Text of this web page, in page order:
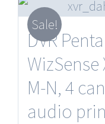
Sale!
DVR
WizSense
M-N, 4
audio